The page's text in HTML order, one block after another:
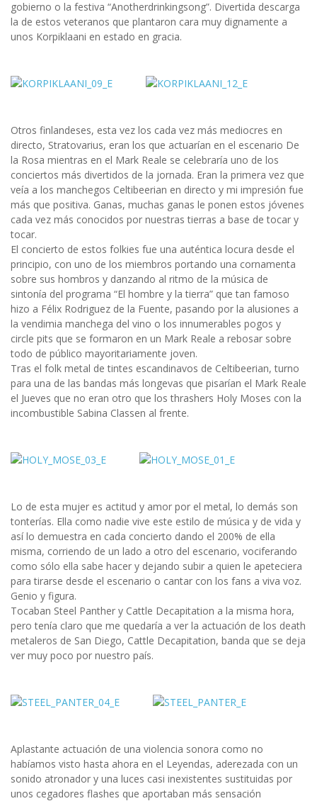
gobierno o la festiva “Anotherdrinkingsong”. Divertida descarga
la de estos veteranos que plantaron cara muy dignamente a
unos Korpiklaani en estado en gracia.
Otros finlandeses, esta vez los cada vez más mediocres en
directo, Stratovarius, eran los que actuarían en el escenario De
la Rosa mientras en el Mark Reale se celebraría uno de los
conciertos más divertidos de la jornada. Eran la primera vez que
veía a los manchegos Celtibeerian en directo y mi impresión fue
más que positiva. Ganas, muchas ganas le ponen estos jóvenes
cada vez más conocidos por nuestras tierras a base de tocar y
tocar.
El concierto de estos folkies fue una auténtica locura desde el
principio, con uno de los miembros portando una cornamenta
sobre sus hombros y danzando al ritmo de la música de
sintonía del programa “El hombre y la tierra” que tan famoso
hizo a Félix Rodriguez de la Fuente, pasando por la alusiones a
la vendimia manchega del vino o los innumerables pogos y
circle pits que se formaron en un Mark Reale a rebosar sobre
todo de público mayoritariamente joven.
Tras el folk metal de tintes escandinavos de Celtibeerian, turno
para una de las bandas más longevas que pisarían el Mark Reale
el Jueves que no eran otro que los thrashers Holy Moses con la
incombustible Sabina Classen al frente.
Lo de esta mujer es actitud y amor por el metal, lo demás son
tonterías. Ella como nadie vive este estilo de música y de vida y
así lo demuestra en cada concierto dando el 200% de ella
misma, corriendo de un lado a otro del escenario, vociferando
como sólo ella sabe hacer y dejando subir a quien le apeteciera
para tirarse desde el escenario o cantar con los fans a viva voz.
Genio y figura.
Tocaban Steel Panther y Cattle Decapitation a la misma hora,
pero tenía claro que me quedaría a ver la actuación de los death
metaleros de San Diego, Cattle Decapitation, banda que se deja
ver muy poco por nuestro país.
Aplastante actuación de una violencia sonora como no
habíamos visto hasta ahora en el Leyendas, aderezada con un
sonido atronador y una luces casi inexistentes sustituidas por
unos cegadores flashes que aportaban más sensación